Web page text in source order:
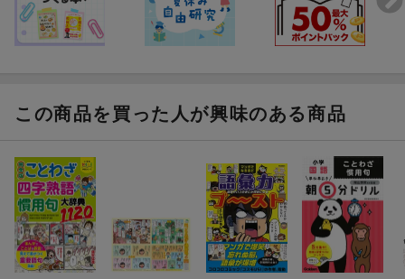
この商品を買った人が興味のある商品